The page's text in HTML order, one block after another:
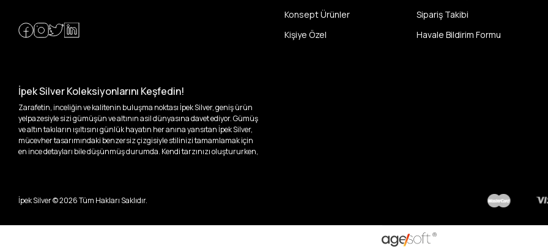
Konsept Ürünler
Kişiye Özel
Sipariş Takibi
Havale Bildirim Formu
İpek Silver Koleksiyonlarını Keşfedin!
Zarafetin, inceliğin ve kalitenin buluşma noktası İpek Silver, geniş ürün
yelpazesiyle sizi gümüşün ve altının asil dünyasına davet ediyor. Gümüş
ve altın takıların ışıltısını günlük hayatın her anına yansıtan İpek Silver,
mücevher tasarımındaki benzersiz çizgisiyle stilinizi tamamlamak için
en ince detayları bile düşünmüş durumda. Kendi tarzınızı oluştururken,
İpek Silver’da her bir parça, sizin benzersiz hikayenizi anlatıyor. İster
kendinizi ifade etmek için özel bir parça arayışında olun, ister
ölümsüzleştirecek anlara uygun seçeneklerimizle yanınızdayız.
İpek Silver ©2026Tüm Hakları Saklıdır.